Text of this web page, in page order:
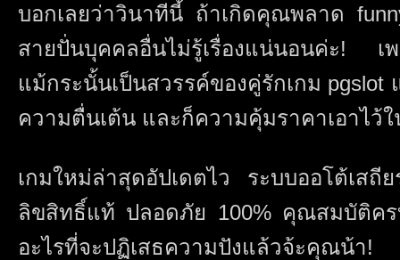
บอกเลยว่าวินาทีนี้ ถ้าเกิดคุณพลาด
สายปั่นบุคคลอื่นไม่รู้เรื่องแน่นอนค่ะ! เพ
แม้กระนั้นเป็นสวรรค์ของคู่รักเกม
ความตื่นเต้น และก็ความคุ้มราคาเอาไว้ใ
เกมใหม่ล่าสุดอัปเดตไว ระบบออโต้เสถี
ลิขสิทธิ์แท้ ปลอดภัย 100% คุณสมบัติค
อะไรที่จะปฏิเสธความปังแล้วจ้ะคุณน้า!